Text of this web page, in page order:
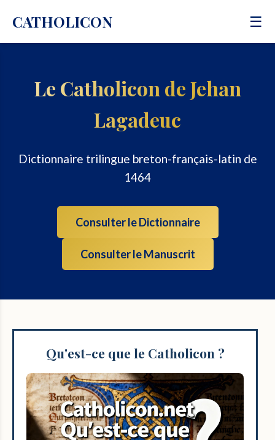
CATHOLICON ☰
Le Catholicon de Jehan
Lagadeuc
Dictionnaire trilingue breton-français-latin de
1464
Consulter le Dictionnaire
Consulter le Manuscrit
Qu'est-ce que le Catholicon ?